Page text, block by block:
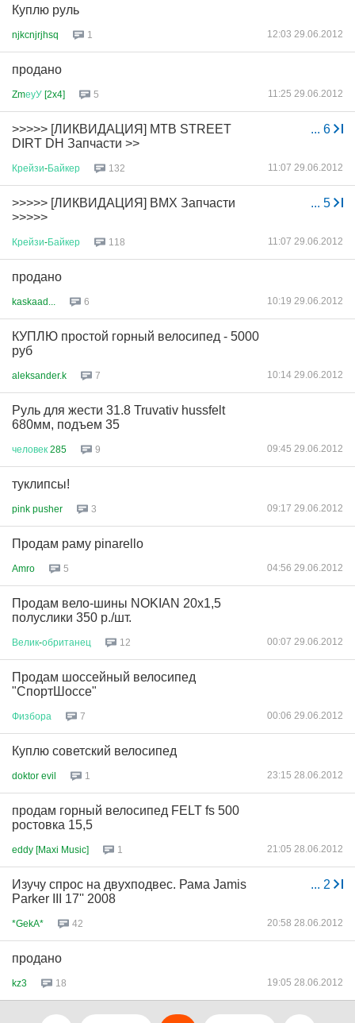
Куплю руль
njkcnjrjhsq 1 12:03 29.06.2012
продано
ZmеуУ [2x4] 5 11:25 29.06.2012
... 6
>>>>> [ЛИКВИДАЦИЯ] MTB STREET
DIRT DH Запчасти >>
Крейзи-Байкер 132 11:07 29.06.2012
... 5
>>>>> [ЛИКВИДАЦИЯ] BMX Запчасти
>>>>>
Крейзи-Байкер 118 11:07 29.06.2012
продано
kaskaad... 6 10:19 29.06.2012
КУПЛЮ простой горный велосипед - 5000
руб
aleksander.k 7 10:14 29.06.2012
Руль для жести 31.8 Truvativ hussfelt
680мм, подъем 35
человек 285 9 09:45 29.06.2012
туклипсы!
pink pusher 3 09:17 29.06.2012
Продам раму pinarello
Amro 5 04:56 29.06.2012
Продам вело-шины NOKIAN 20х1,5
полуслики 350 р./шт.
Велик-обританец 12 00:07 29.06.2012
Продам шоссейный велосипед
"СпортШоссе"
Физбора 7 00:06 29.06.2012
Куплю советский велосипед
doktor evil 1 23:15 28.06.2012
продам горный велосипед FELT fs 500
ростовка 15,5
eddy [Maxi Music] 1 21:05 28.06.2012
... 2
Изучу спрос на двухподвес. Рама Jamis
Parker III 17'' 2008
*GekA* 42 20:58 28.06.2012
продано
kz3 18 19:05 28.06.2012